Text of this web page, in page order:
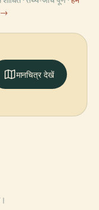
→
मानचित्र देखें